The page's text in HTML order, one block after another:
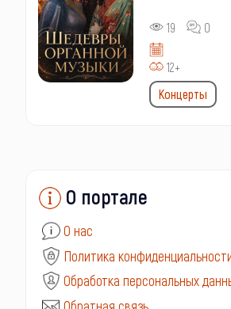
19 0
12+
Концерты
О портале
О нас
Политика
Обработка персональных